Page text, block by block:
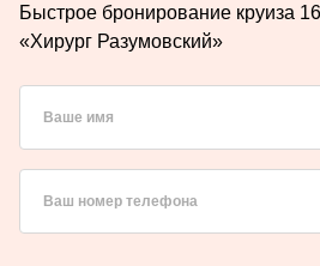
Быстрое бронирование круиза
«Хирург Разумовский»
Ваше имя
Ваш номер телефона